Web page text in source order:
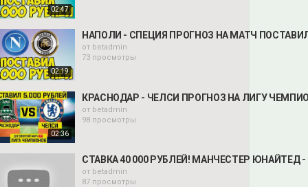
02:47
02:19
НАПОЛИ - СПЕЦИЯ ПРОГНОЗ НА МАТЧ
от betadmin
73 просмотры
02:36
КРАСНОДАР - ЧЕЛСИ ПРОГНОЗ НА ЛИГУ
от betadmin
98 просмотры
СТАВКА 40 000 РУБЛЕЙ! МАНЧЕСТЕР
от betadmin
87 просмотры